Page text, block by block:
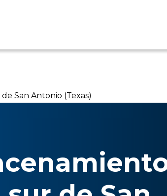
San Antonio (Texas)